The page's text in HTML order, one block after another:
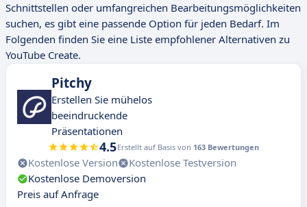
Schnittstellen oder umfangreichen Bearbeitungsmöglichkeiten
suchen, es gibt eine passende Option für jeden Bedarf. Im
Folgenden finden Sie eine Liste empfohlener Alternativen zu
YouTube Create.
Pitchy
Erstellen Sie mühelos
beeindruckende
Präsentationen
4.5Erstellt auf Basis von 163 Bewertungen
Kostenlose Version
Kostenlose Testversion
Kostenlose Demoversion
Preis auf Anfrage